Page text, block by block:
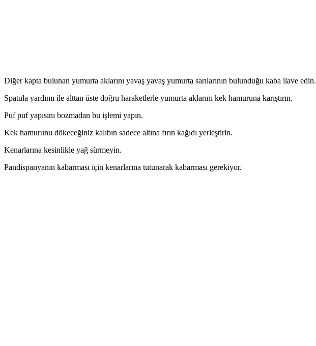
Diğer kapta bulunan yumurta aklarını yavaş yavaş yumurta sarılarının bulunduğu kaba ilave edin.
Spatula yardımı ile alttan üste doğru haraketlerle yumurta aklarını kek hamuruna karıştırın.
Puf puf yapısını bozmadan bu işlemi yapın.
Kek hamurunu dökeceğiniz kalıbın sadece altına fırın kağıdı yerleştirin.
Kenarlarına kesinlikle yağ sürmeyin.
Pandispanyanın kabarması için kenarlarına tutunarak kabarması gerekiyor.